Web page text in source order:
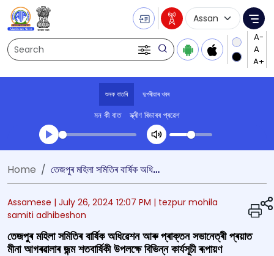
Search
Language
শুনক বাতৰি দুপৰীয়াৰ খবৰ
মন কী বাত স্ক্ৰীণ ৰিডাৰৰ প্ৰৱেশ
Transcript summary
খেলা অডিঅ' দুপৰীয়াৰ খবৰ
Home তেজপুৰ মহিলা সমিতিৰ বাৰ্ষিক অধিৱেশন আৰু প্ৰাক্তন সভানেত্ৰী প্ৰয়াত মীনা আগৰৱালাৰ জন্ম শতবার্ষিকী উপলক্ষে বিভিন্ন কাৰ্যসূচী ৰূপায়ণ
Assamese | July 26, 2024 12:07 PM | tezpur mohila
samiti adhibeshon
তেজপুৰ মহিলা সমিতিৰ বাৰ্ষিক অধিৱেশন আৰু প্ৰাক্তন সভানেত্ৰী প্ৰয়াত
মীনা আগৰৱালাৰ জন্ম শতবার্ষিকী উপলক্ষে বিভিন্ন কাৰ্যসূচী ৰূপায়ণ